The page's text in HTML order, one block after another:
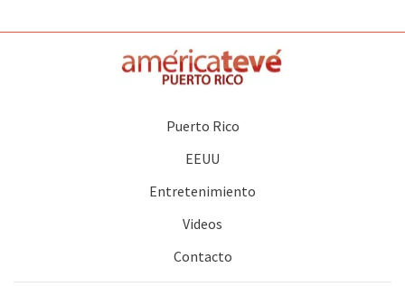
Puerto Rico
EEUU
Entretenimiento
Videos
Contacto